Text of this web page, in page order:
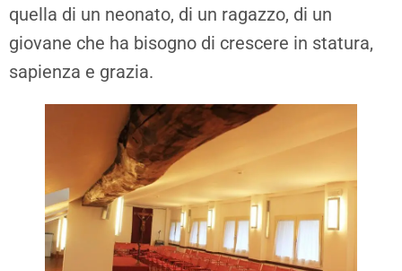
quella di un neonato, di un ragazzo, di un
giovane che ha bisogno di crescere in statura,
sapienza e grazia.